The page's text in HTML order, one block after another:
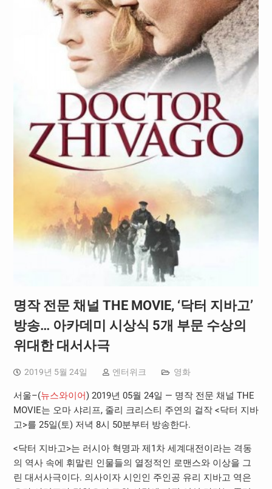
명작 전문 채널 THE MOVIE, ‘닥터 지바고’
방송… 아카데미 시상식 5개 부문 수상의
위대한 대서사극
2019년 5월 24일 엔터위크 영화
서울–(뉴스와이어) 2019년 05월 24일 — 명작 전문 채널 THE
MOVIE는 오마 샤리프, 줄리 크리스티 주연의 걸작 <닥터 지바
고>를 25일(토) 저녁 8시 50분부터 방송한다.
<닥터 지바고>는 러시아 혁명과 제1차 세계대전이라는 격동
의 역사 속에 휘말린 인물들의 열정적인 로맨스와 이상을 그
린 대서사극이다. 의사이자 시인인 주인공 유리 지바고 역은